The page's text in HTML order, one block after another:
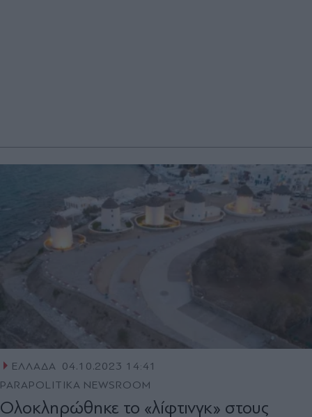
ΕΛΛΑΔΑ 04.10.2023 14:41
PARAPOLITIKA NEWSROOM
Ολοκληρώθηκε το «λίφτινγκ» στους